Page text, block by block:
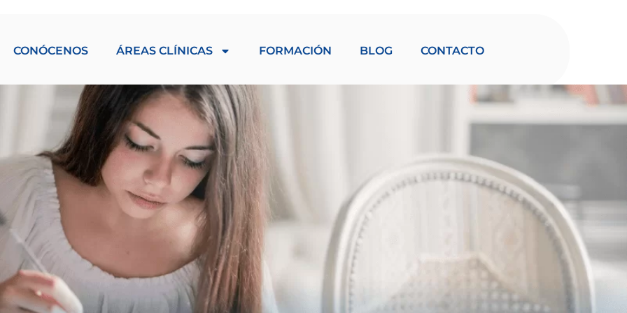
CONÓCENOS ÁREAS CLÍNICAS FORMACIÓN BLOG CONTACTO